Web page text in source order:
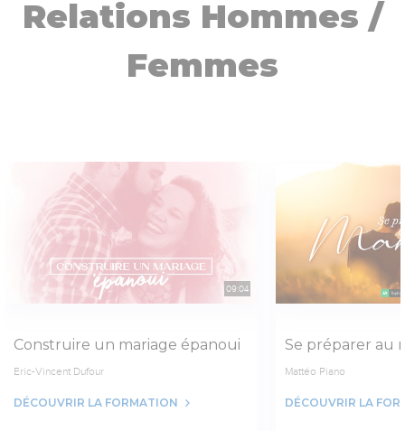
Relations Hommes /
Femmes
09:04
Construire un mariage épanoui
Eric-Vincent Dufour
DÉCOUVRIR LA FORMATION
Se préparer au
Mattéo Piano
DÉCOUVRIR LA